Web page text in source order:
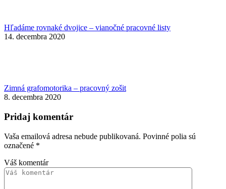
Hľadáme rovnaké dvojice – vianočné pracovné listy
14. decembra 2020
Zimná grafomotorika – pracovný zošit
8. decembra 2020
Pridaj komentár
Vaša emailová adresa nebude publikovaná. Povinné polia sú
označené *
Váš komentár